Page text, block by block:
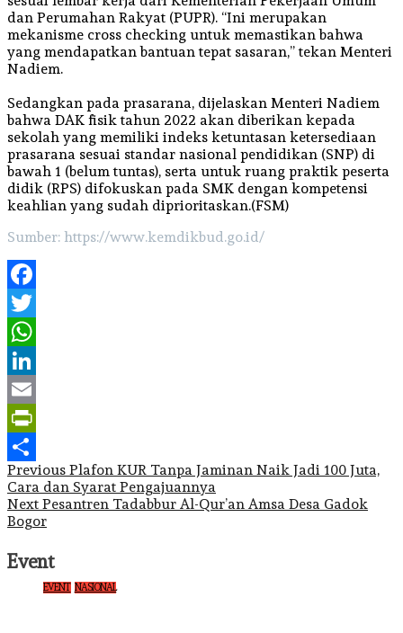
dan Perumahan Rakyat (PUPR). “Ini merupakan
mekanisme cross checking untuk memastikan bahwa
yang mendapatkan bantuan tepat sasaran,” tekan Menteri
Nadiem.
Sedangkan pada prasarana, dijelaskan Menteri Nadiem
bahwa DAK fisik tahun 2022 akan diberikan kepada
sekolah yang memiliki indeks ketuntasan ketersediaan
prasarana sesuai standar nasional pendidikan (SNP) di
bawah 1 (belum tuntas), serta untuk ruang praktik peserta
didik (RPS) difokuskan pada SMK dengan kompetensi
keahlian yang sudah diprioritaskan.(FSM)
Sumber: https://www.kemdikbud.go.id/
Facebook
Twitter
WhatsApp
LinkedIn
Email
PrintFriendly
Share
Post
navigation
Previous Plafon KUR Tanpa Jaminan Naik Jadi 100 Juta,
Cara dan Syarat Pengajuannya
Next Pesantren Tadabbur Al-Qur’an Amsa Desa Gadok
Bogor
Event
EVENT NASIONAL